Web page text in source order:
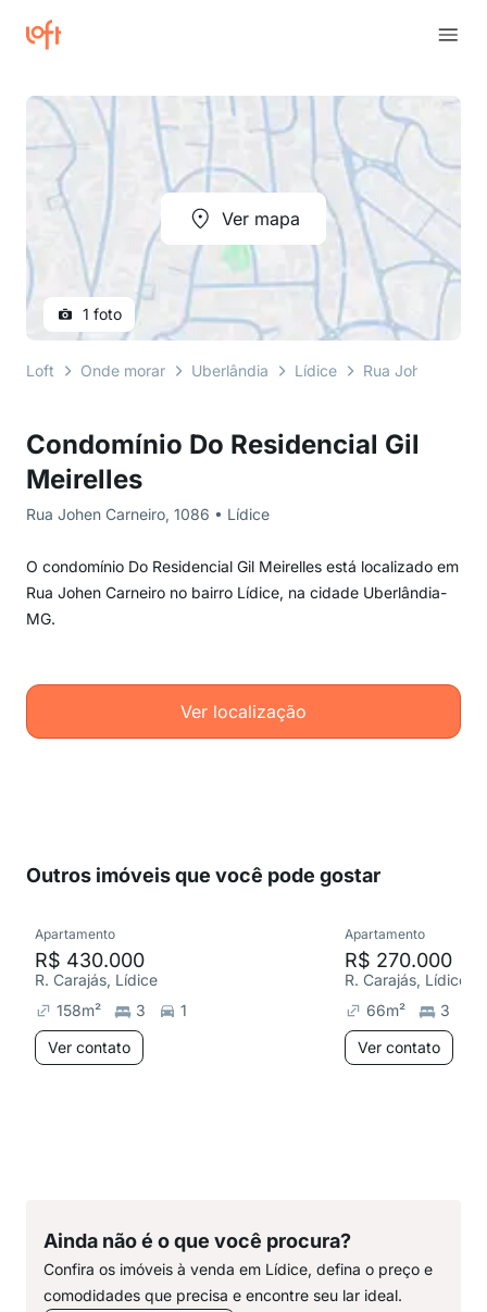
Condomínio Do Residencial Gil
Meirelles
Rua Johen Carneiro, 1086 • Lídice
O condomínio Do Residencial Gil Meirelles está localizado em
Rua Johen Carneiro no bairro Lídice, na cidade Uberlândia-
MG.
Ver localização
Ver mapa
1 foto
Loft Onde morar Uberlândia Lídice Rua Johen
Outros imóveis que você pode gostar
Apartamento
R$ 430.000
R. Carajás, Lídice
158m² 3
1
Ver contato
Apartamento
R$ 270.000
R. Carajás, Lídice
66m² 3
Ver contato
Ainda não é o que você procura?
Confira os imóveis à venda em Lídice, defina o preço e
comodidades que precisa e encontre seu lar ideal.